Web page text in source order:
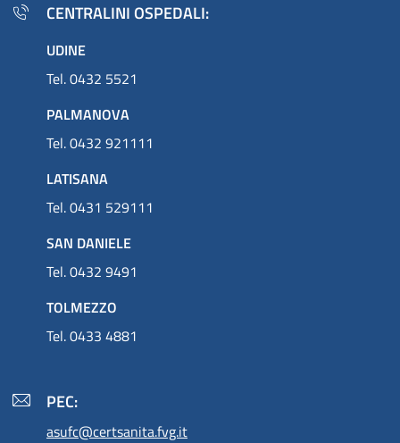
CENTRALINI OSPEDALI:
UDINE
Tel. 0432 5521
PALMANOVA
Tel. 0432 921111
LATISANA
Tel. 0431 529111
SAN DANIELE
Tel. 0432 9491
TOLMEZZO
Tel. 0433 4881
PEC:
asufc@certsanita.fvg.it